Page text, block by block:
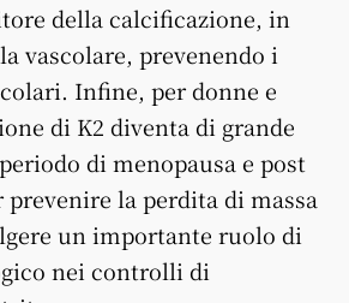
della calcificazione, in
vascolare, prevenendo i
Infine, per donne e
di K2 diventa di grande
di menopausa e post
prevenire la perdita di massa
un importante ruolo di
nei controlli di